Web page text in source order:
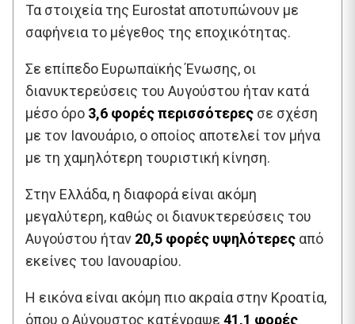
Τα στοιχεία της Eurostat αποτυπώνουν με
σαφήνεια το μέγεθος της εποχικότητας.
Σε επίπεδο Ευρωπαϊκής Ένωσης, οι
διανυκτερεύσεις του Αυγούστου ήταν κατά
μέσο όρο 3,6 φορές περισσότερες σε σχέση
με τον Ιανουάριο, ο οποίος αποτελεί τον μήνα
με τη χαμηλότερη τουριστική κίνηση.
Στην Ελλάδα, η διαφορά είναι ακόμη
μεγαλύτερη, καθώς οι διανυκτερεύσεις του
Αυγούστου ήταν 20,5 φορές υψηλότερες από
εκείνες του Ιανουαρίου.
Η εικόνα είναι ακόμη πιο ακραία στην Κροατία,
όπου ο Αύγουστος κατέγραψε 41,1 φορές